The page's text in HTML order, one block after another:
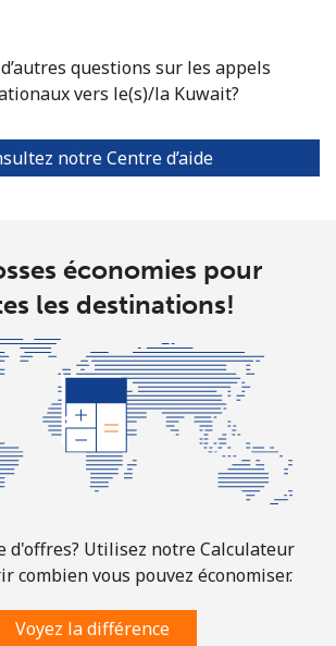
questions sur les appels
vers le(s)/la Kuwait?
notre Centre d’aide
économies pour
les destinations!
d'offres? Utilisez notre Calculateur
combien vous pouvez économiser.
Voyez la différence